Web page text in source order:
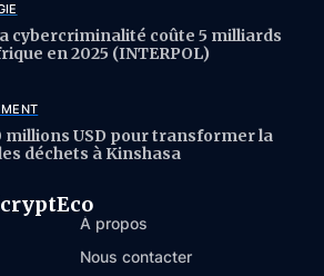
cybercriminalité coûte 5 milliards
en 2025 (INTERPOL)
millions USD pour transformer la
déchets à Kinshasa
À propos
Nous contacter